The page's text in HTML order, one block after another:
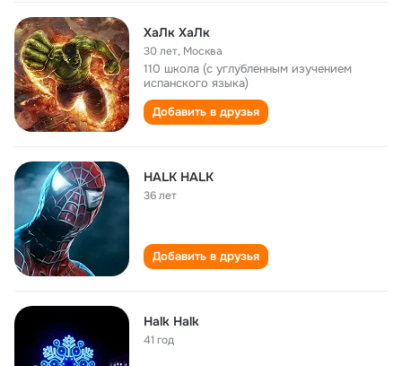
ХаЛк ХаЛк
30 лет, Москва
110 школа (с углубленным изучением
испанского языка)
Добавить в друзья
HALK HALK
36 лет
Добавить в друзья
Halk Halk
41 год